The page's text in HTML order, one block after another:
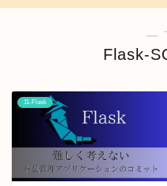
―
Flask-
11-Flask